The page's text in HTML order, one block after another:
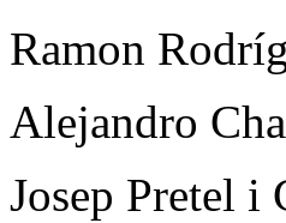
Ramon
Alejandro
Josep Pretel i